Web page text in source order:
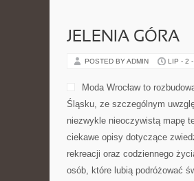
JELENIA GÓRA
POSTED BY ADMIN LIP - 2
Moda Wrocław to
Śląsku, ze szczególnym
niezwykle nieoczywistą mapę
ciekawe opisy dotyczące
rekreacji oraz codziennego
osób, które lubią podróżować